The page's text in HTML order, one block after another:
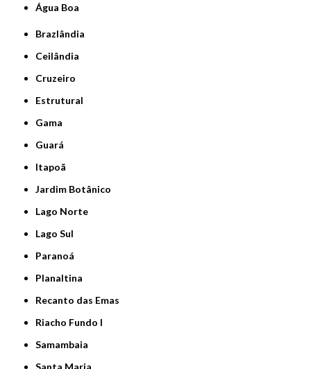
Água Boa
Brazlândia
Ceilândia
Cruzeiro
Estrutural
Gama
Guará
Itapoã
Jardim Botânico
Lago Norte
Lago Sul
Paranoá
Planaltina
Recanto das Emas
Riacho Fundo I
Samambaia
Santa Maria